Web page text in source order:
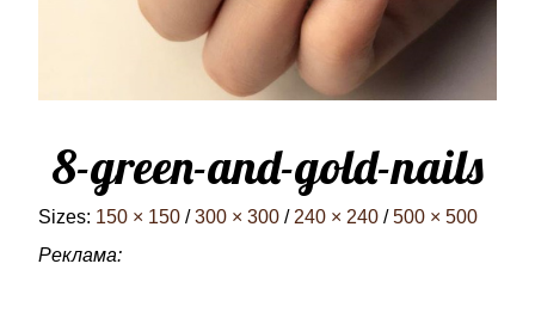
8-green-and-gold-nails
Sizes: 150 × 150 / 300 × 300 / 240 × 240 / 500 × 500
Реклама: